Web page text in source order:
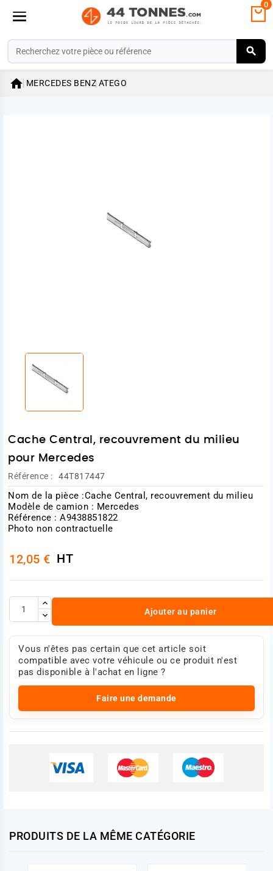
0
 MERCEDES BENZ ATEGO
Cache Central, recouvrement du milieu
pour Mercedes
Référence : 44T817447
Nom de la pièce :Cache Central, recouvrement du milieu
Modèle de camion : Mercedes
Référence : A9438851822
Photo non contractuelle
12,05 € HT
Ajouter au panier
Vous n'êtes pas certain que cet article soit
compatible avec votre véhicule ou ce produit n'est
pas disponible à l'achat en ligne ?
Faire une demande
PRODUITS DE LA MÊME CATÉGORIE